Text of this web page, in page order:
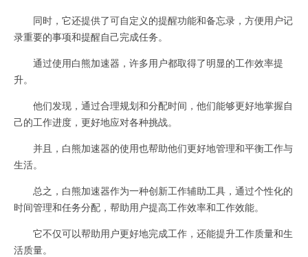
同时，它还提供了可自定义的提醒功能和备忘录，方便用户记
录重要的事项和提醒自己完成任务。
通过使用白熊加速器，许多用户都取得了明显的工作效率提
升。
他们发现，通过合理规划和分配时间，他们能够更好地掌握自
己的工作进度，更好地应对各种挑战。
并且，白熊加速器的使用也帮助他们更好地管理和平衡工作与
生活。
总之，白熊加速器作为一种创新工作辅助工具，通过个性化的
时间管理和任务分配，帮助用户提高工作效率和工作效能。
它不仅可以帮助用户更好地完成工作，还能提升工作质量和生
活质量。